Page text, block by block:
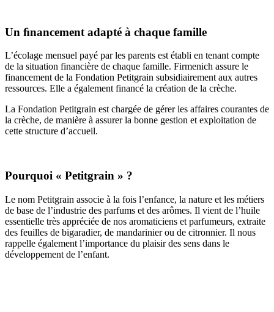
Un ﬁnancement adapté à chaque famille
L’écolage mensuel payé par les parents est établi en tenant compte
de la situation financière de chaque famille. Firmenich assure le
financement de la Fondation Petitgrain subsidiairement aux autres
ressources. Elle a également financé la création de la crèche.
La Fondation Petitgrain est chargée de gérer les affaires courantes de
la crèche, de manière à assurer la bonne gestion et exploitation de
cette structure d’accueil.
Pourquoi « Petitgrain » ?
Le nom Petitgrain associe à la fois l’enfance, la nature et les métiers
de base de l’industrie des parfums et des arômes. Il vient de l’huile
essentielle très appréciée de nos aromaticiens et parfumeurs, extraite
des feuilles de bigaradier, de mandarinier ou de citronnier. Il nous
rappelle également l’importance du plaisir des sens dans le
développement de l’enfant.